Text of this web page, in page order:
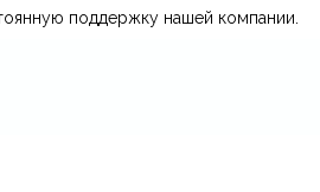
поддержку нашей компании.